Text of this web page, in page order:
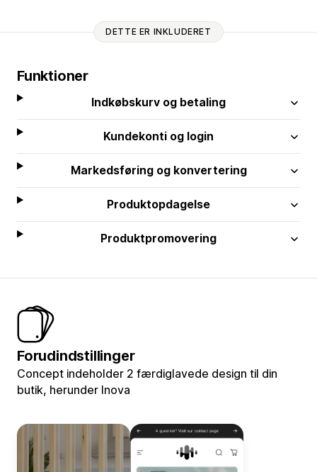
DETTE ER INKLUDERET
Funktioner
Indkøbskurv og betaling
Kundekonti og login
Markedsføring og konvertering
Produktopdagelse
Produktpromovering
Forudindstillinger
Concept indeholder 2 færdiglavede design til din
butik, herunder Inova